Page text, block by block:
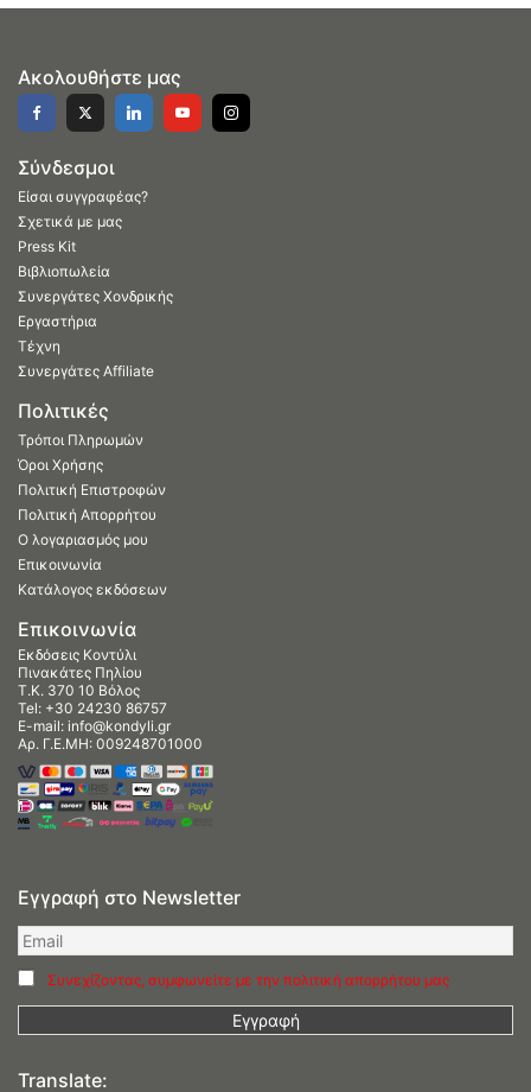
Ακολουθήστε μας
Σύνδεσμοι
Είσαι συγγραφέας?
Σχετικά με μας
Press Kit
Βιβλιοπωλεία
Συνεργάτες Χονδρικής
Εργαστήρια
Τέχνη
Συνεργάτες Affiliate
Πολιτικές
Τρόποι Πληρωμών
Όροι Χρήσης
Πολιτική Επιστροφών
Πολιτική Απορρήτου
Ο λογαριασμός μου
Επικοινωνία
Κατάλογος εκδόσεων
Επικοινωνία
Εκδόσεις Κοντύλι
Πινακάτες Πηλίου
Τ.Κ. 370 10 Βόλος
Tel: +30 24230 86757
E-mail: info@kondyli.gr
Αρ. Γ.Ε.ΜΗ: 009248701000
Εγγραφή στο Newsletter
Συνεχίζοντας, συμφωνείτε με την πολιτική απορρήτου μας
Translate: